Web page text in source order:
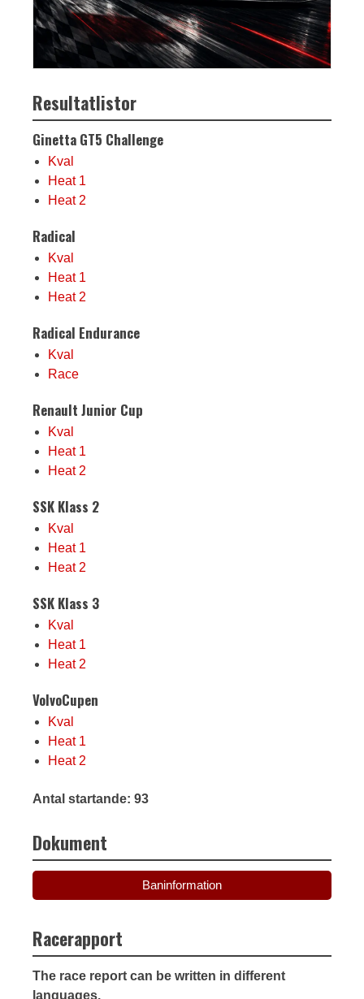
Resultatlistor
Ginetta GT5 Challenge
Kval
Heat 1
Heat 2
Radical
Kval
Heat 1
Heat 2
Radical Endurance
Kval
Race
Renault Junior Cup
Kval
Heat 1
Heat 2
SSK Klass 2
Kval
Heat 1
Heat 2
SSK Klass 3
Kval
Heat 1
Heat 2
VolvoCupen
Kval
Heat 1
Heat 2
Antal startande: 93
Dokument
Baninformation
Racerapport
The race report can be written in different
languages.